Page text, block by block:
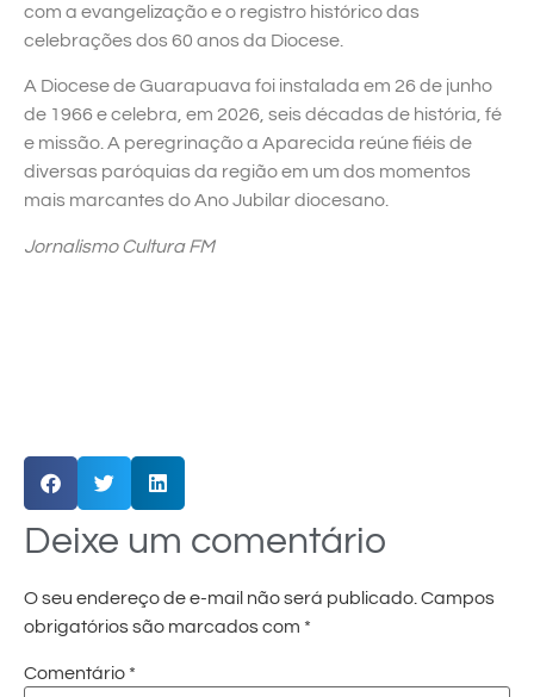
com a evangelização e o registro histórico das
celebrações dos 60 anos da Diocese.
A Diocese de Guarapuava foi instalada em 26 de junho
de 1966 e celebra, em 2026, seis décadas de história, fé
e missão. A peregrinação a Aparecida reúne fiéis de
diversas paróquias da região em um dos momentos
mais marcantes do Ano Jubilar diocesano.
Jornalismo Cultura FM
Deixe um comentário
O seu endereço de e-mail não será publicado. Campos
obrigatórios são marcados com *
Comentário *